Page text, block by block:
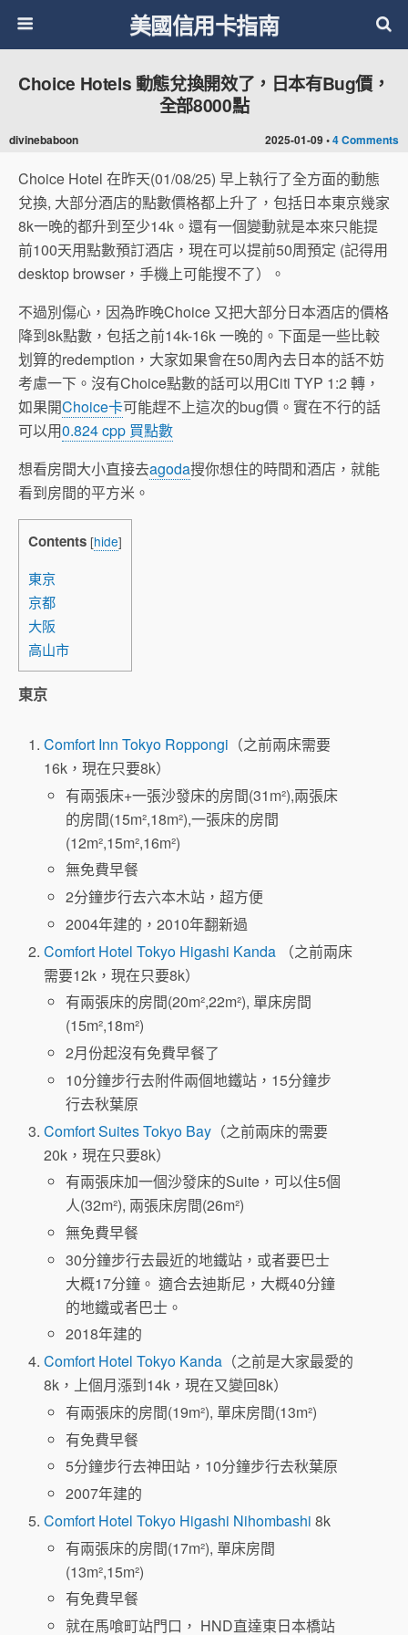
美國信用卡指南
2025-01-09 •4 Comments
Choice Hotels 動態兌換開效了，日本有Bug價，
全部8000點
divinebaboon
Choice Hotel 在昨天(01/08/25) 早上執行了全方面的動態
兌換, 大部分酒店的點數價格都上升了，包括日本東京幾家
8k一晚的都升到至少14k。還有一個變動就是本來只能提
前100天用點數預訂酒店，現在可以提前50周預定 (記得用
desktop browser，手機上可能搜不了）。
不過別傷心，因為昨晚Choice 又把大部分日本酒店的價格
降到8k點數，包括之前14k-16k 一晚的。下面是一些比較
划算的redemption，大家如果會在50周內去日本的話不妨
考慮一下。沒有Choice點數的話可以用Citi TYP 1:2 轉，
如果開Choice卡可能趕不上這次的bug價。實在不行的話
可以用0.824 cpp 買點數
想看房間大小直接去agoda搜你想住的時間和酒店，就能
看到房間的平方米。
Contents [hide]
東京
京都
大阪
高山市
東京
Comfort Inn Tokyo Roppongi （之前兩床需要
16k，現在只要8k）
有兩張床+一張沙發床的房間(31m²),兩張床
的房間(15m²,18m²),一張床的房間
(12m²,15m²,16m²)
無免費早餐
2分鐘步行去六本木站，超方便
2004年建的，2010年翻新過
Comfort Hotel Tokyo Higashi Kanda （之前兩床
需要12k，現在只要8k）
有兩張床的房間(20m²,22m²), 單床房間
(15m²,18m²)
2月份起沒有免費早餐了
10分鐘步行去附件兩個地鐵站，15分鐘步
行去秋葉原
Comfort Suites Tokyo Bay （之前兩床的需要
20k，現在只要8k）
有兩張床加一個沙發床的Suite，可以住5個
人(32m²), 兩張床房間(26m²)
無免費早餐
30分鐘步行去最近的地鐵站，或者要巴士
大概17分鐘。 適合去迪斯尼，大概40分鐘
的地鐵或者巴士。
2018年建的
Comfort Hotel Tokyo Kanda （之前是大家最愛的
8k，上個月漲到14k，現在又變回8k）
有兩張床的房間(19m²), 單床房間(13m²)
有免費早餐
5分鐘步行去神田站，10分鐘步行去秋葉原
2007年建的
Comfort Hotel Tokyo Higashi Nihombashi 8k
有兩張床的房間(17m²), 單床房間
(13m²,15m²)
有免費早餐
就在馬喰町站門口， HND直達東日本橋站